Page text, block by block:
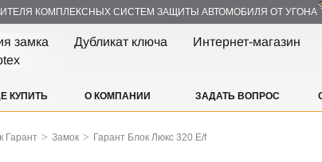
КОМПЛЕКСНЫХ СИСТЕМ ЗАЩИТЫ АВТОМОБИЛЯ ОТ УГОНА
замка Дубликат ключа Интернет-магазин
КУПИТЬ О КОМПАНИИ ЗАДАТЬ ВОПРОС
Гарант > Замок > Гарант Блок Люкс 320.E/f